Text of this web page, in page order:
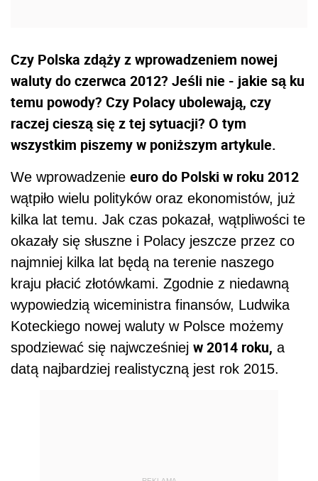
Czy Polska zdąży z wprowadzeniem nowej
waluty do czerwca 2012? Jeśli nie - jakie są ku
temu powody? Czy Polacy ubolewają, czy
raczej cieszą się z tej sytuacji? O tym
wszystkim piszemy w poniższym artykule.
We wprowadzenie euro do Polski w roku 2012
wątpiło wielu polityków oraz ekonomistów, już
kilka lat temu. Jak czas pokazał, wątpliwości te
okazały się słuszne i Polacy jeszcze przez co
najmniej kilka lat będą na terenie naszego
kraju płacić złotówkami. Zgodnie z niedawną
wypowiedzią wiceministra finansów, Ludwika
Koteckiego nowej waluty w Polsce możemy
spodziewać się najwcześniej w 2014 roku, a
datą najbardziej realistyczną jest rok 2015.